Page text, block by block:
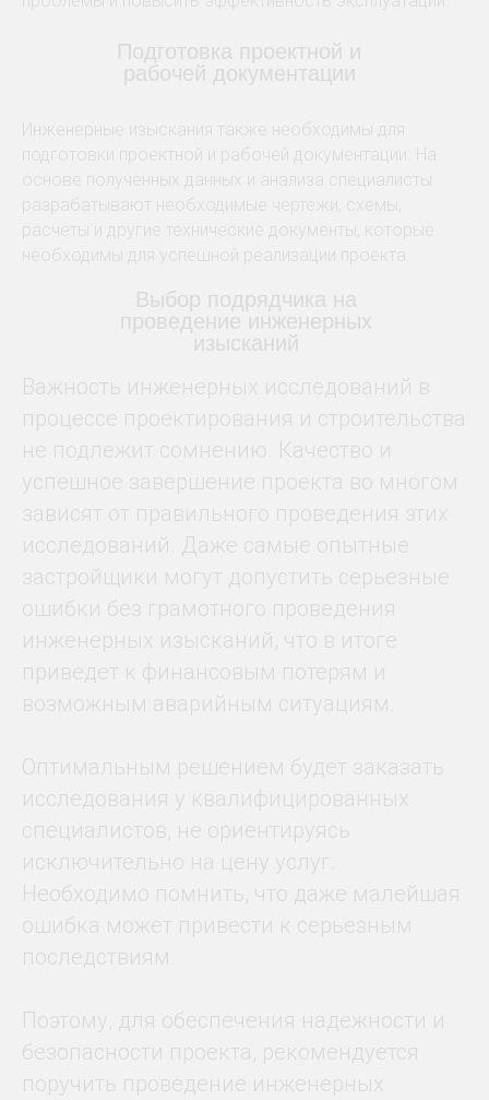
Подготовка проектной и
рабочей документации
Инженерные изыскания также необходимы для
подготовки проектной и рабочей документации. На
основе полученных данных и анализа специалисты
разрабатывают необходимые чертежи, схемы,
расчеты и другие технические документы, которые
необходимы для успешной реализации проекта.
Выбор подрядчика на
проведение инженерных
изысканий
Важность инженерных исследований в
процессе проектирования и строительства
не подлежит сомнению. Качество и
успешное завершение проекта во многом
зависят от правильного проведения этих
исследований. Даже самые опытные
застройщики могут допустить серьезные
ошибки без грамотного проведения
инженерных изысканий, что в итоге
приведет к финансовым потерям и
возможным аварийным ситуациям.
Оптимальным решением будет заказать
исследования у квалифицированных
специалистов, не ориентируясь
исключительно на цену услуг.
Необходимо помнить, что даже малейшая
ошибка может привести к серьезным
последствиям.
Поэтому, для обеспечения надежности и
безопасности проекта, рекомендуется
поручить проведение инженерных